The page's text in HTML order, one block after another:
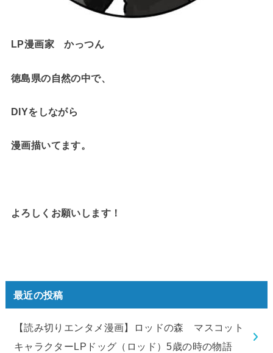
LP漫画家 かっつん
徳島県の自然の中で、
DIYをしながら
漫画描いてます。
よろしくお願いします！
最近の投稿
【読み切りエンタメ漫画】ロッドの森 マスコット
キャラクターLPドッグ（ロッド）5歳の時の物語